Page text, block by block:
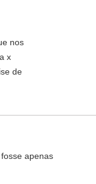
nos
x
de
apenas